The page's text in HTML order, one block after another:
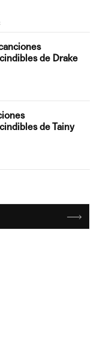
de Drake
de Tainy